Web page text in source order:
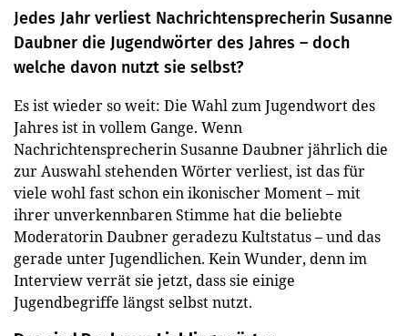
Jedes Jahr verliest Nachrichtensprecherin Susanne
Daubner die Jugendwörter des Jahres – doch
welche davon nutzt sie selbst?
Es ist wieder so weit: Die Wahl zum Jugendwort des
Jahres ist in vollem Gange. Wenn
Nachrichtensprecherin Susanne Daubner jährlich die
zur Auswahl stehenden Wörter verliest, ist das für
viele wohl fast schon ein ikonischer Moment – mit
ihrer unverkennbaren Stimme hat die beliebte
Moderatorin Daubner geradezu Kultstatus – und das
gerade unter Jugendlichen. Kein Wunder, denn im
Interview verrät sie jetzt, dass sie einige
Jugendbegriffe längst selbst nutzt.